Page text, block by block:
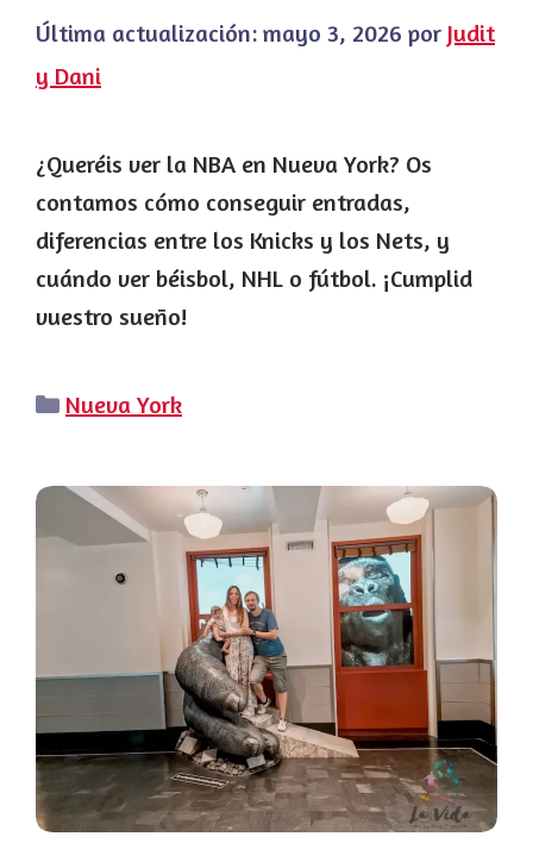
Última actualización: mayo 3, 2026 por Judit
y Dani
¿Queréis ver la NBA en Nueva York? Os
contamos cómo conseguir entradas,
diferencias entre los Knicks y los Nets, y
cuándo ver béisbol, NHL o fútbol. ¡Cumplid
vuestro sueño!
Categorías
Nueva York